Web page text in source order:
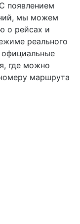
появлением
мы можем
о рейсах и
реального
где можно
маршрута